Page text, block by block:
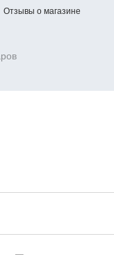
Отзывы о магазине